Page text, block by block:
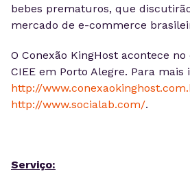
bebes prematuros, que
mercado de e-commerce
O Conexão KingHost acontece
CIEE em Porto Alegre. Para mais
http://
http://www.socialab.com/.
Serviço: